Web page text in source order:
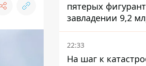
пятерых
завладении 9,2
ПриватБанка
суд
22:33
На шаг к